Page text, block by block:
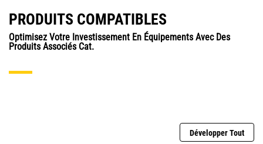
PRODUITS COMPATIBLES
Optimisez Votre Investissement En Équipements Avec Des
Produits Associés Cat.
Développer Tout